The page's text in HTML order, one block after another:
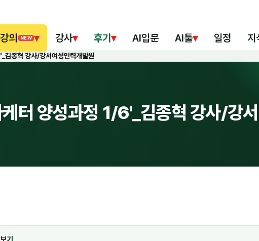
의 NEW ▾ 강사▾ 후기 ▾ AI입문 AI툴▾ 일정 지
김종혁 강사/강서여성인력개발원
터 양성과정 1/6'_김종혁 강사/강